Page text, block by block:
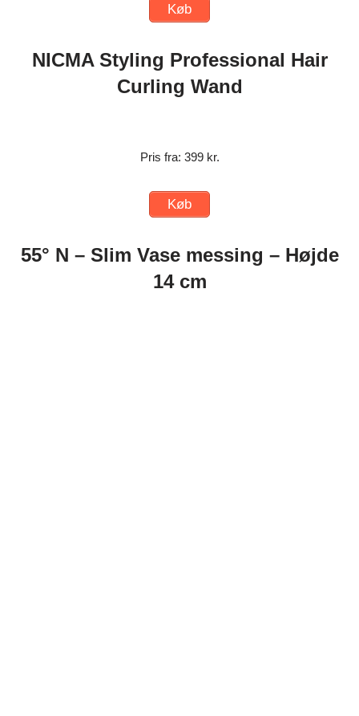
Køb
NICMA Styling Professional Hair
Curling Wand
Pris fra: 399 kr.
Køb
55° N – Slim Vase messing – Højde
14 cm